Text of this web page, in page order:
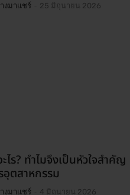
งมาแชร์ 25 มิถุนายน 2026
ร? ทำไมจึงเป็นหัวใจสำคัญ
อุตสาหกรรม
งมาแชร์ 4 มิถุนายน 2026